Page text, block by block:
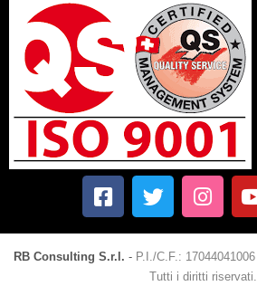
RB Consulting S.r.l. - P.I./C.F.: 17044041006
Tutti i diritti riservati.